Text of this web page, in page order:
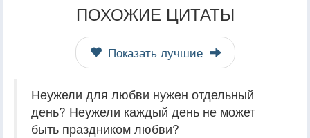
ПОХОЖИЕ ЦИТАТЫ
Показать лучшие
Неужели для любви нужен отдельный
день? Неужели каждый день не может
быть праздником любви?